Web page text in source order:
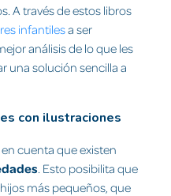
A través de estos libros
infantilesa ser
análisis de lo que les
una solución sencilla a
con ilustraciones
cuenta que existen
. Esto posibilita que
más pequeños, que